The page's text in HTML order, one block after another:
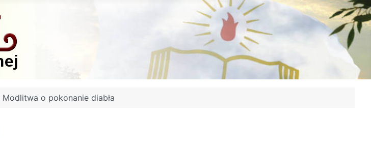
Modlitwa o pokonanie diabła